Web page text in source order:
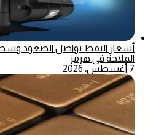
أسعار النفط تواصل الصعود
الملاحة في هرمز
7 أغسطس، 2026